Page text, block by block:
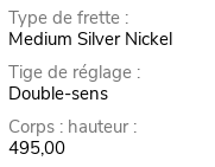
Type de frette :
Medium Silver Nickel
Tige de réglage :
Double-sens
Corps : hauteur :
495,00